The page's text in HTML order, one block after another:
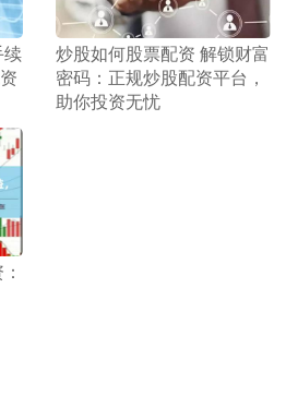
续
​炒股如何股票配资 解锁财富
密码：正规炒股配资平台，
助你投资无忧